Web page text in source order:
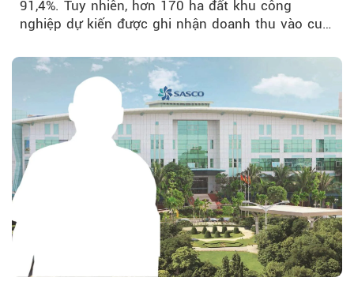
91,4%. Tuy nhiên, hơn 170 ha đất khu công
nghiệp dự kiến được ghi nhận doanh thu vào cuối